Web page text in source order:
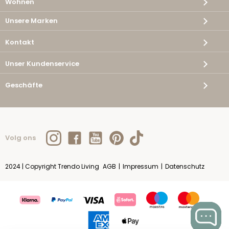
Unsere Marken
Kontakt
Unser Kundenservice
Geschäfte
Volg ons
2024 | Copyright Trendo Living AGB | Impressum | Datenschutz